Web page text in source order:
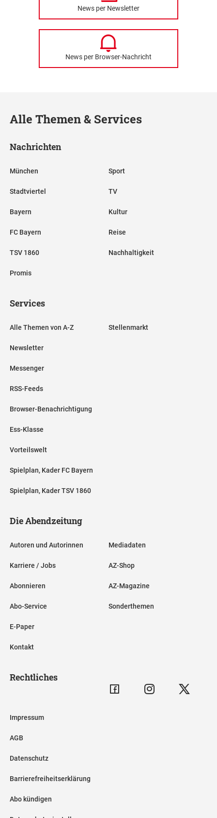
News per Newsletter
News per Browser-Nachricht
Alle Themen & Services
Nachrichten
München
Stadtviertel
Bayern
FC Bayern
TSV 1860
Promis
Sport
TV
Kultur
Reise
Nachhaltigkeit
Services
Alle Themen von A-Z
Newsletter
Messenger
RSS-Feeds
Browser-Benachrichtigung
Ess-Klasse
Vorteilswelt
Spielplan, Kader FC Bayern
Spielplan, Kader TSV 1860
Stellenmarkt
Die Abendzeitung
Autoren und Autorinnen
Karriere / Jobs
Abonnieren
Abo-Service
E-Paper
Kontakt
Mediadaten
AZ-Shop
AZ-Magazine
Sonderthemen
Rechtliches
Impressum
AGB
Datenschutz
Barrierefreiheitserklärung
Abo kündigen